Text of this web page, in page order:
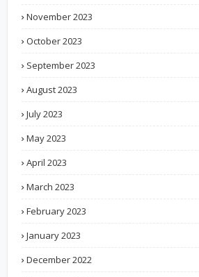
November 2023
October 2023
September 2023
August 2023
July 2023
May 2023
April 2023
March 2023
February 2023
January 2023
December 2022